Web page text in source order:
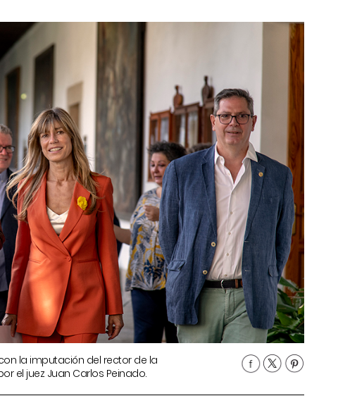
la imputación del rector de la
el juez Juan Carlos Peinado.